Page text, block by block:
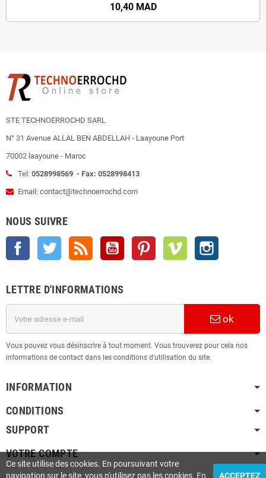
10,40 MAD
STE TECHNOERROCHD SARL
N° 31 Avenue ALLAL BEN ABDELLAH - Laayoune Port
70002 laayoune - Maroc
Tel: 0528998569 - Fax: 0528998413
Email: contact@technoerrochd.com
NOUS SUIVRE
Facebook Twitter YouTube Pinterest Vimeo
LETTRE D'INFORMATIONS
ok
Vous pouvez vous désinscrire à tout moment. Vous trouverez pour cela nos
informations de contact dans les conditions d'utilisation du site.
INFORMATION
CONDITIONS
SUPPORT
VOTRE COMPTE
Ce site utilise des cookies. En poursuivant votre
navigation sur le site, vous n'utilisez pas les cookies. En ACCEPTEZ